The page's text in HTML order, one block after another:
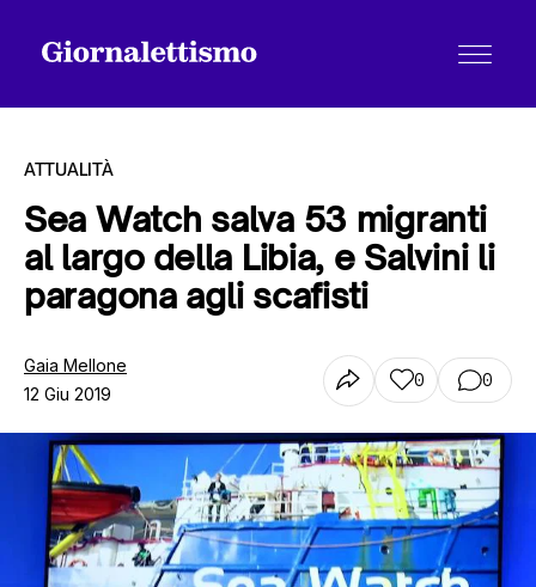
Tutti gli articoli
Chi siamo
Contatti
ATTUALITÀ
Sea Watch salva 53 migranti
al largo della Libia, e Salvini li
paragona agli scafisti
Gaia Mellone
12 Giu 2019
0 0